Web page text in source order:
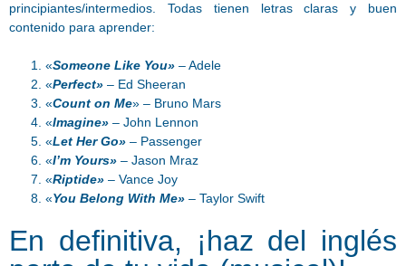
principiantes/intermedios. Todas tienen letras claras y buen
contenido para aprender:
«Someone Like You» – Adele
«Perfect» – Ed Sheeran
«Count on Me» – Bruno Mars
«Imagine» – John Lennon
«Let Her Go» – Passenger
«I’m Yours» – Jason Mraz
«Riptide» – Vance Joy
«You Belong With Me» – Taylor Swift
En definitiva, ¡haz del inglés